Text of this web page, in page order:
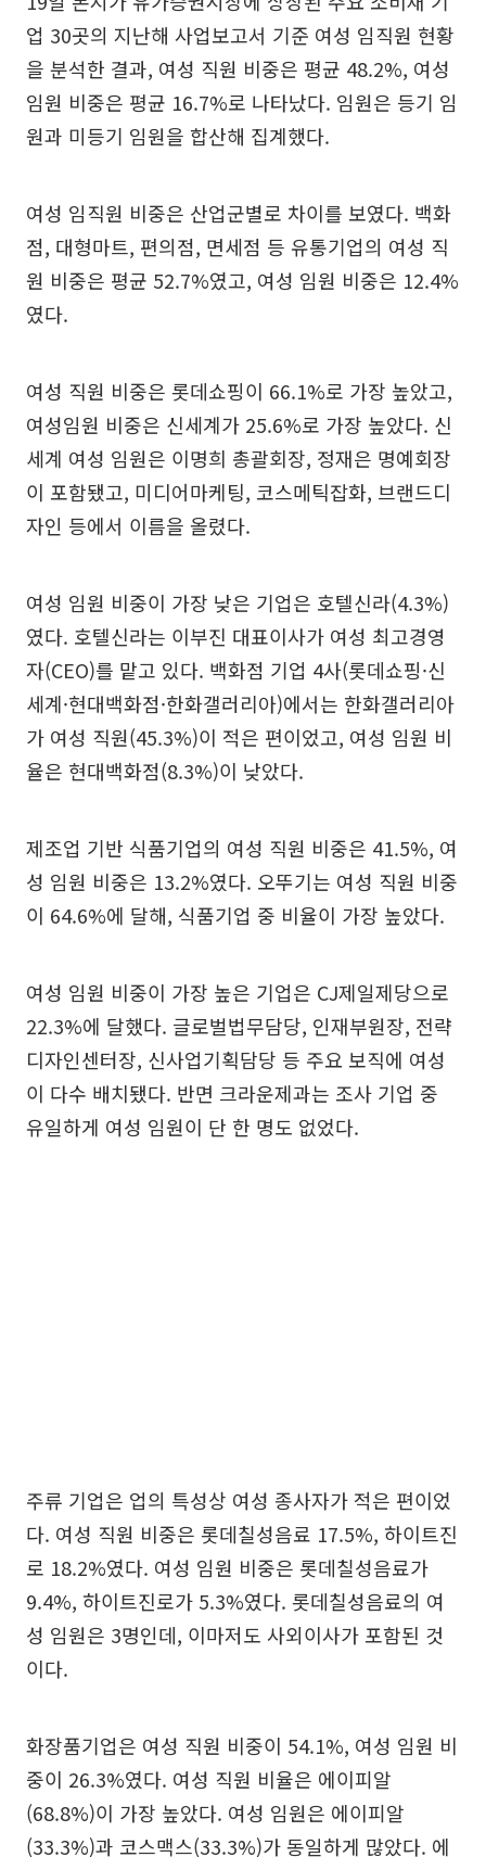
업 30곳의 지난해 사업보고서 기준 여성 임직원 현황
을 분석한 결과, 여성 직원 비중은 평균 48.2%, 여성
임원 비중은 평균 16.7%로 나타났다. 임원은 등기 임
원과 미등기 임원을 합산해 집계했다.
여성 임직원 비중은 산업군별로 차이를 보였다. 백화
점, 대형마트, 편의점, 면세점 등 유통기업의 여성 직
원 비중은 평균 52.7%였고, 여성 임원 비중은 12.4%
였다.
여성 직원 비중은 롯데쇼핑이 66.1%로 가장 높았고,
여성임원 비중은 신세계가 25.6%로 가장 높았다. 신
세계 여성 임원은 이명희 총괄회장, 정재은 명예회장
이 포함됐고, 미디어마케팅, 코스메틱잡화, 브랜드디
자인 등에서 이름을 올렸다.
여성 임원 비중이 가장 낮은 기업은 호텔신라(4.3%)
였다. 호텔신라는 이부진 대표이사가 여성 최고경영
자(CEO)를 맡고 있다. 백화점 기업 4사(롯데쇼핑·신
세계·현대백화점·한화갤러리아)에서는 한화갤러리아
가 여성 직원(45.3%)이 적은 편이었고, 여성 임원 비
율은 현대백화점(8.3%)이 낮았다.
제조업 기반 식품기업의 여성 직원 비중은 41.5%, 여
성 임원 비중은 13.2%였다. 오뚜기는 여성 직원 비중
이 64.6%에 달해, 식품기업 중 비율이 가장 높았다.
여성 임원 비중이 가장 높은 기업은 CJ제일제당으로
22.3%에 달했다. 글로벌법무담당, 인재부원장, 전략
디자인센터장, 신사업기획담당 등 주요 보직에 여성
이 다수 배치됐다. 반면 크라운제과는 조사 기업 중
유일하게 여성 임원이 단 한 명도 없었다.
주류 기업은 업의 특성상 여성 종사자가 적은 편이었
다. 여성 직원 비중은 롯데칠성음료 17.5%, 하이트진
로 18.2%였다. 여성 임원 비중은 롯데칠성음료가
9.4%, 하이트진로가 5.3%였다. 롯데칠성음료의 여
성 임원은 3명인데, 이마저도 사외이사가 포함된 것
이다.
화장품기업은 여성 직원 비중이 54.1%, 여성 임원 비
중이 26.3%였다. 여성 직원 비율은 에이피알
(68.8%)이 가장 높았다. 여성 임원은 에이피알
(33.3%)과 코스맥스(33.3%)가 동일하게 많았다. 에